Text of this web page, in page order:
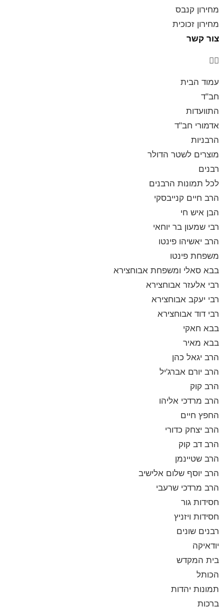
מחירון קנבס
מחירון זכוכית
צור קשר
עמוד הבית
חב"ד
התוועדות
אדמורי חב"ד
הרבניות
מוצרים לשטר הדולר
רבנים
לכל תמונות הרבנים
הרב חיים קנייבסקי
הבן איש חי
רבי שמעון בר יוחאי
הרב יאשיהו פינטו
משפחת פינטו
בבא סאלי ומשפחת אבוחצירא
רבי אלעזר אבוחצירא
רבי יעקב אבוחצירא
רבי דוד אבוחצירא
בבא חאקי
בבא מאיר
הרב יגאל כהן
הרב יורם אברג'יל
הרב קוק
הרב מרדכי אליהו
החפץ חיים
הרב יצחק כדורי
הרב דב קוק
הרב שטיינמן
הרב יוסף שלום אלישיב
הרב מרדכי שרעבי
חסידות גור
חסידות ויזניץ
רבנים שונים
יודאיקה
בית המקדש
הכותל
תמונות יהדות
ברכות